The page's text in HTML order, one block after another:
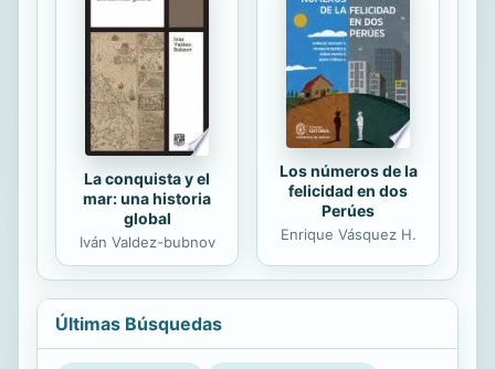
La conquista y el
mar: una historia
global
Iván Valdez-bubnov
Los números de la
felicidad en dos
Perúes
Enrique Vásquez H.
Últimas Búsquedas